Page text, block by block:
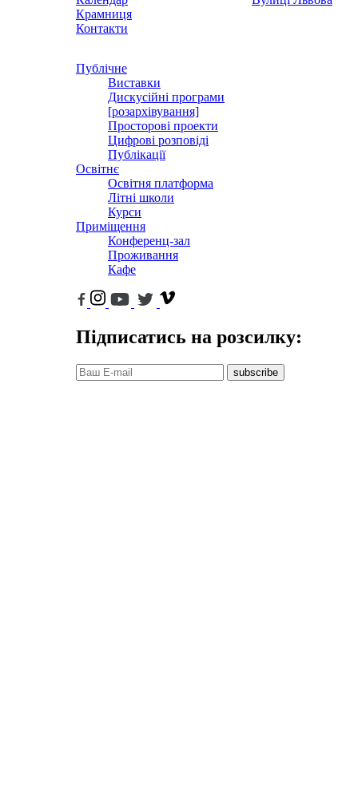
Крамниця
Контакти
Публічне
Виставки
Дискусійні програми
[розархівування]
Просторові проекти
Цифрові розповіді
Публікації
Освітнє
Освітня платформа
Літні школи
Курси
Приміщення
Конференц-зал
Проживання
Кафе
Підписатись на розсилку:
subscribe